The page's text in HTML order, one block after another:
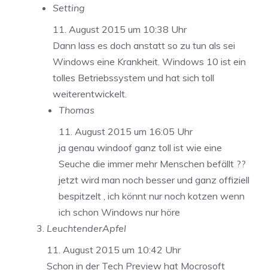
Setting
11. August 2015 um 10:38 Uhr
Dann lass es doch anstatt so zu tun als sei
Windows eine Krankheit. Windows 10 ist ein
tolles Betriebssystem und hat sich toll
weiterentwickelt.
Thomas
11. August 2015 um 16:05 Uhr
ja genau windoof ganz toll ist wie eine
Seuche die immer mehr Menschen befällt ??
jetzt wird man noch besser und ganz offiziell
bespitzelt , ich könnt nur noch kotzen wenn
ich schon Windows nur höre
LeuchtenderApfel
11. August 2015 um 10:42 Uhr
Schon in der Tech Preview hat Mocrosoft